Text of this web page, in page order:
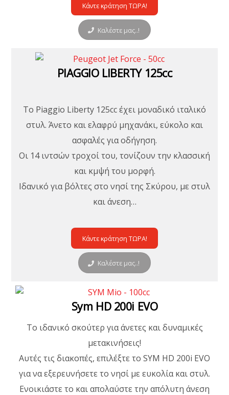
Κάντε κράτηση ΤΩΡΑ!
Καλέστε μας..!
PIAGGIO LIBERTY 125cc
Το Piaggio Liberty 125cc έχει μοναδικό ιταλικό
στυλ. Άνετο και ελαφρύ μηχανάκι, εύκολο και
ασφαλές για οδήγηση.
Οι 14 ιντσών τροχοί του, τονίζουν την κλασσική
και κμψή του μορφή.
Ιδανικό για βόλτες στο νησί της Σκύρου, με στυλ
και άνεση…
Κάντε κράτηση ΤΩΡΑ!
Καλέστε μας..!
Sym HD 200i EVO
Το ιδανικό σκούτερ για άνετες και δυναμικές
μετακινήσεις!
Αυτές τις διακοπές, επιλέξτε το SYM HD 200i EVO
για να εξερευνήσετε το νησί με ευκολία και στυλ.
Ενοικιάστε το και απολαύστε την απόλυτη άνεση